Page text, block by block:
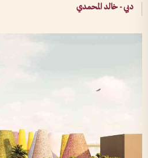
دبي - خالد المحمدي